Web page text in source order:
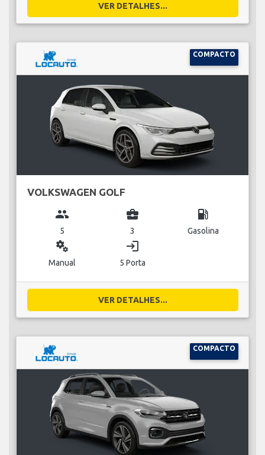
VER DETALHES...
COMPACTO
VOLKSWAGEN GOLF
group
5
business_center
3
local_gas_station
Gasolina
miscellaneous_services
Manual
login
5 Porta
VER DETALHES...
COMPACTO